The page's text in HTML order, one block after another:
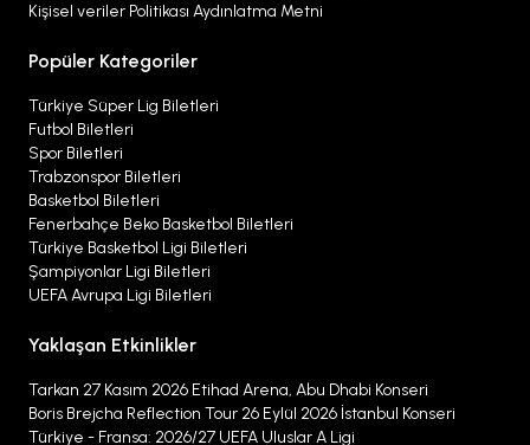
Kişisel veriler Politikası Aydınlatma Metni
Popüler Kategoriler
Türkiye Süper Lig Biletleri
Futbol Biletleri
Spor Biletleri
Trabzonspor Biletleri
Basketbol Biletleri
Fenerbahçe Beko Basketbol Biletleri
Türkiye Basketbol Ligi Biletleri
Şampiyonlar Ligi Biletleri
UEFA Avrupa Ligi Biletleri
Yaklaşan Etkinlikler
Tarkan 27 Kasım 2026 Etihad Arena, Abu Dhabi Konseri
Boris Brejcha Reflection Tour 26 Eylül 2026 İstanbul Konseri
Türkiye - Fransa: 2026/27 UEFA Uluslar A Ligi